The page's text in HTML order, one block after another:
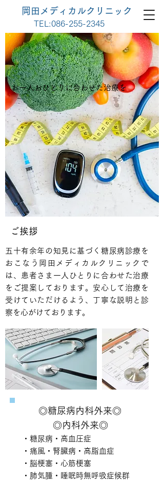
岡田メディカルクリニック
TEL:086-255-2345
お一人おひとりに合わせた治療を
ご挨拶
五十有余年の知見に基づく糖尿病診療を
おこなう岡田メディカルクリニックで
は、患者さま一人ひとりに合わせた治療
をご提案しております。安心して治療を
受けていただけるよう、丁寧な説明と診
察を心がけております。
◎糖尿病内科外来◎
◎内科外来◎
・糖尿病・高血圧症
・痛風・腎臓病・高脂血症
・脳梗塞・心筋梗塞
・肺気腫・睡眠時無呼吸症候群